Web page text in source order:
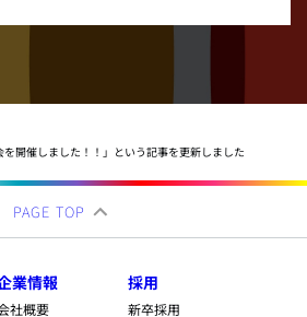
開催しました！！」という記事を更新しました
PAGE TOP
業情報
社概要
採用
新卒採用